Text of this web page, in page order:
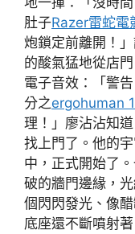
肚子Razer雷蛇電
炮鎖定前離開！
的酸氣猛地從店
電子音效：「警
分之ergohuman
理！」廖沾沾知
找上門了。他的
中，正式開始了
破的牆門邊緣，
個閃閃發光、像
底座還不斷噴射